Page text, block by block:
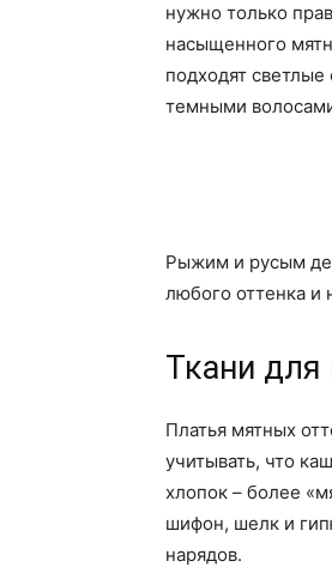
нужно только
насыщенного
подходят
темными
Рыжим и русым
любого оттенка и
Ткани для
Платья мятных
учитывать, что
хлопок – более
шифон, шелк и
нарядов.